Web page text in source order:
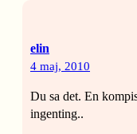
elin
4 maj, 2010
Du sa det. En
ingenting..